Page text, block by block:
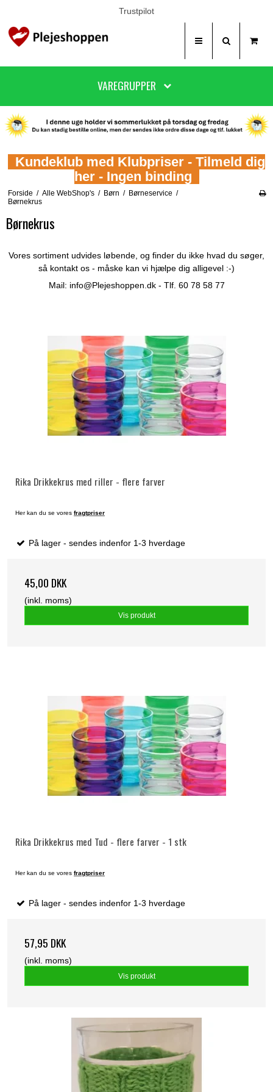
Trustpilot
VAREGRUPPER
Kundeklub med Klubpriser - Tilmeld dig
her - Ingen binding
Forside / Alle WebShop's / Børn / Børneservice /
Børnekrus
Børnekrus
Vores sortiment udvides løbende, og finder du ikke hvad du søger,
så kontakt os - måske kan vi hjælpe dig alligevel :-)
Mail: info@Plejeshoppen.dk - Tlf. 60 78 58 77
Rika Drikkekrus med riller - flere farver
Her kan du se vores fragtpriser
På lager - sendes indenfor 1-3 hverdage
45,00 DKK
(inkl. moms)
Vis produkt
Rika Drikkekrus med Tud - flere farver - 1 stk
Her kan du se vores fragtpriser
På lager - sendes indenfor 1-3 hverdage
57,95 DKK
(inkl. moms)
Vis produkt